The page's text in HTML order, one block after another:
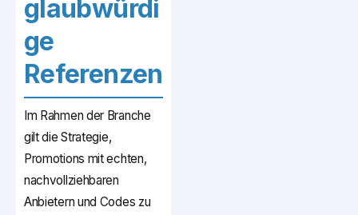
glaubwürdi
ge
Referenzen
Im Rahmen der Branche
gilt die Strategie,
Promotions mit echten,
nachvollziehbaren
Anbietern und Codes zu